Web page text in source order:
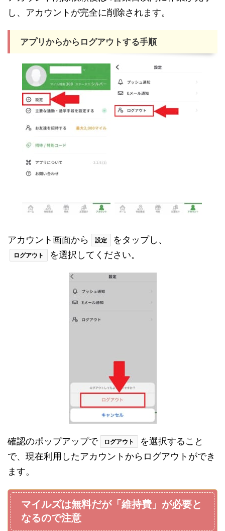
し、アカウントが完全に削除されます。
アプリからからログアウトする手順
アカウント画面から 設定 をタップし、
ログアウト を選択してください。
確認のポップアップで ログアウト
を選択すること
で、現在利用したアカウントからログアウトができ
ます。
マイルズは無料だが「維持費」が必要と
なるので注意